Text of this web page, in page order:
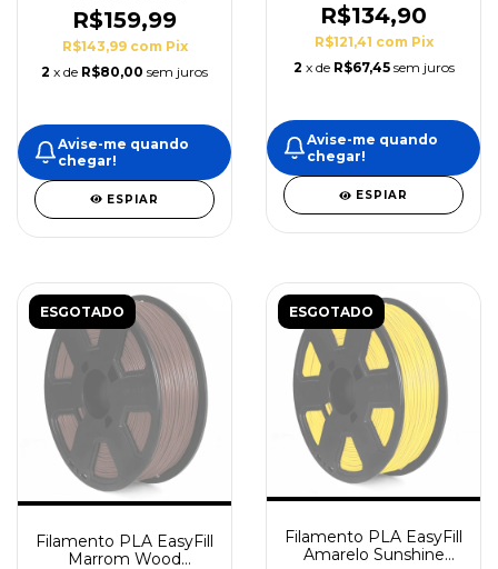
R$159,99
R$143,99 com Pix
2 x de R$80,00 sem juros
Avise-me quando
chegar!
ESPIAR
R$134,90
R$121,41 com Pix
2 x de R$67,45 sem juros
Avise-me quando
chegar!
ESPIAR
ESGOTADO
Filamento PLA EasyFill
Marrom Wood
ESGOTADO
Filamento PLA EasyFill
Amarelo Sunshine